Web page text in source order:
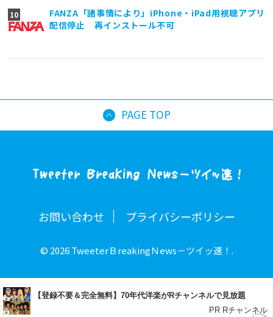
FANZA「諸事情により」iPhone・iPad用視聴アプリ
配信停止 再インストール不可
PAGE TOP
お問い合わせ プライバシーポリシー
© 2026 TweeterＢreakingＮews－ツイッ速！.